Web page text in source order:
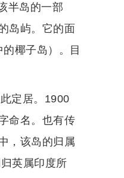
半岛的一部
岛屿。它的面
椰子岛）。目
定居。1900
命名。也有传
，该岛的归属
英属印度所